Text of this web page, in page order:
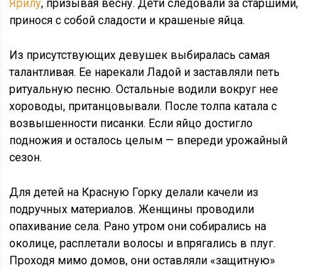
Ярилу, призывая весну. Дети следовали за старшими,
принося с собой сладости и крашеные яйца.
Из присутствующих девушек выбиралась самая
талантливая. Ее нарекали Ладой и заставляли петь
ритуальную песню. Остальные водили вокруг нее
хороводы, пританцовывали. После толпа катала с
возвышенности писанки. Если яйцо достигло
подножия и осталось целым — впереди урожайный
сезон.
Для детей на Красную Горку делали качели из
подручных материалов. Женщины проводили
опахивание села. Рано утром они собирались на
околице, расплетали волосы и впрягались в плуг.
Проходя мимо домов, они оставляли «защитную»